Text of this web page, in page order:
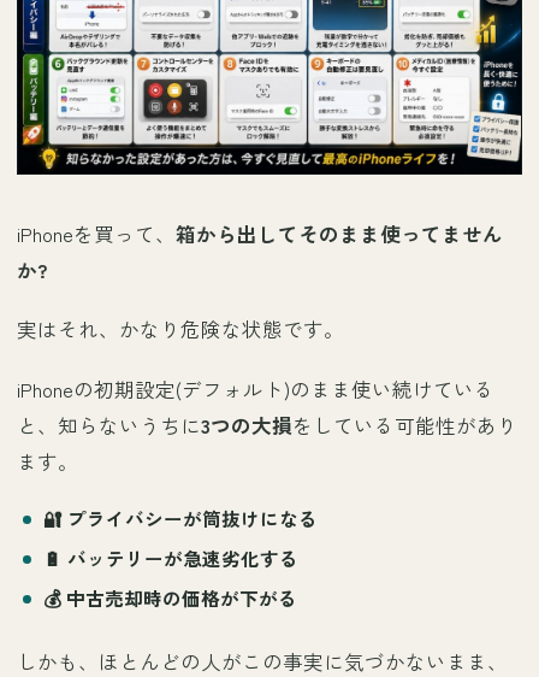
iPhoneを買って、 箱から出してそのまま使ってません
か?
実はそれ、かなり危険な状態です。
iPhoneの初期設定(デフォルト)のまま使い続けている
と、知らないうちに3つの大損をしている可能性があり
ます。
🔐 プライバシーが筒抜けになる
🔋 バッテリーが急速劣化する
💰 中古売却時の価格が下がる
しかも、ほとんどの人がこの事実に気づかないまま、